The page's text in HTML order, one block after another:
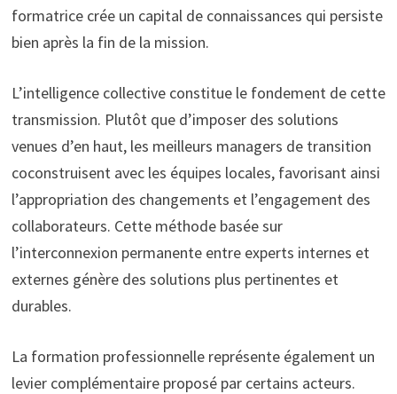
formatrice crée un capital de connaissances qui persiste
bien après la fin de la mission.
L’intelligence collective constitue le fondement de cette
transmission. Plutôt que d’imposer des solutions
venues d’en haut, les meilleurs managers de transition
coconstruisent avec les équipes locales, favorisant ainsi
l’appropriation des changements et l’engagement des
collaborateurs. Cette méthode basée sur
l’interconnexion permanente entre experts internes et
externes génère des solutions plus pertinentes et
durables.
La formation professionnelle représente également un
levier complémentaire proposé par certains acteurs.